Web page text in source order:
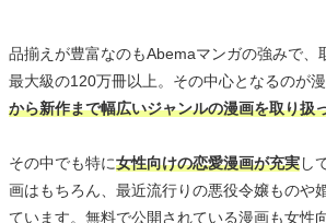
品揃えが豊富なのもAbemaマンガの強みで、
最大級の120万冊以上。その中心となるのが漫
から新作まで幅広いジャンルの漫画を取り扱
その中でも特に女性向けの恋愛漫画が充実し
画はもちろん、最近流行りの悪役令嬢ものや
ています。無料で公開されている漫画も女性